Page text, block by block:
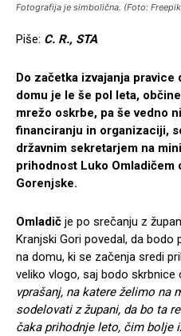
Fotografija je simbolična. (Foto:
Piše: C. R., STA
Do začetka izvajanja
domu je le še pol leta,
mrežo oskrbe, pa še vedno
financiranju in organizaciji,
državnim sekretarjem na
prihodnost Luko
Gorenjske.
Omladič je po srečanju z
Kranjski Gori povedal, da bodo
na domu, ki se začenja sredi
veliko vlogo, saj bodo skrbnice
vprašanj, na katere želimo na
sodelovati z župani, da bo ta
čaka prihodnje leto, čim bolje